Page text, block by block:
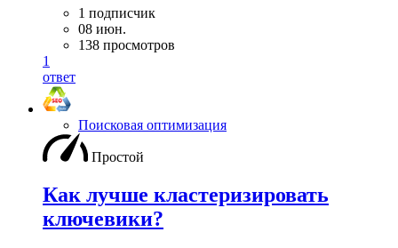
1 подписчик
08 июн.
138 просмотров
1
ответ
Поисковая оптимизация
Простой
Как лучше кластеризировать
ключевики?